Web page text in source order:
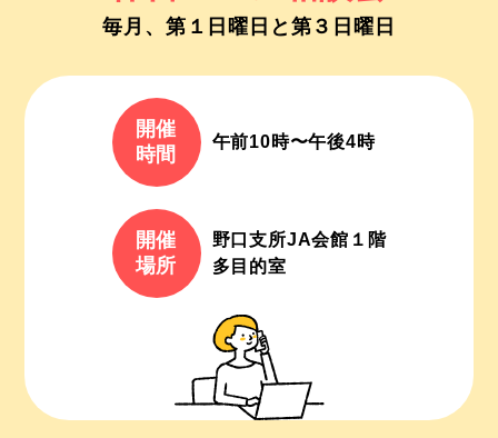
毎⽉、第１⽇曜⽇と第３⽇曜⽇
開催
時間
午前10時〜午後4時
開催
場所
野⼝⽀所JA会館１階
多⽬的室